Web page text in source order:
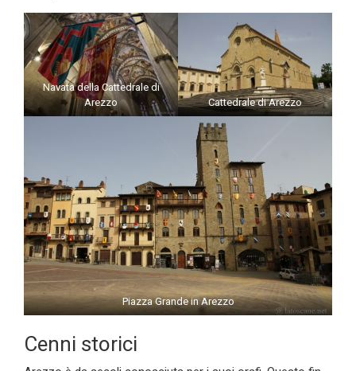
Navata della Cattedrale di
Arezzo
Cattedrale di Arezzo
Piazza Grande in Arezzo
Cenni storici